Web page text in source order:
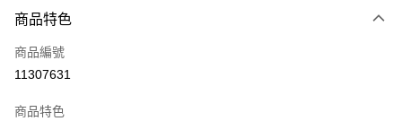
icash Pay
信用卡一次付款
商品特色
商品編號
11307631
商品特色